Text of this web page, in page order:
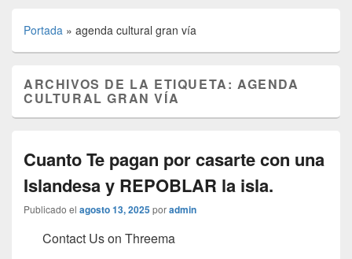
Portada » agenda cultural gran vía
ARCHIVOS DE LA ETIQUETA:AGENDA
CULTURAL GRAN VÍA
Cuanto Te pagan por casarte con una
Islandesa y REPOBLAR la isla.
Publicado el agosto 13, 2025poradmin
Contact Us on Threema